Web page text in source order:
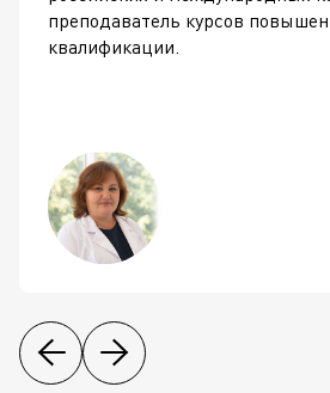
преподаватель курсов
квалификации.